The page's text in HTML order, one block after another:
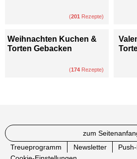
(201 Rezepte)
Weihnachten Kuchen &
Torten Gebacken
(174 Rezepte)
zum
Treueprogramm
Newsletter